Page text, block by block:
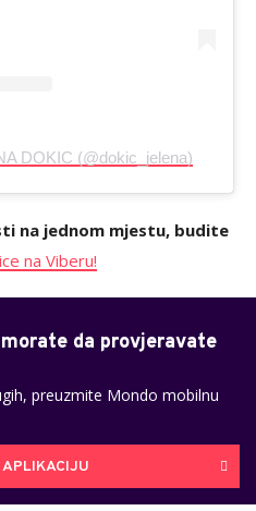
DOKIC (@dokic_jelena)
na jednom mjestu, budite
na Viberu!
da provjeravate
preuzmite Mondo mobilnu
APLIKACIJU